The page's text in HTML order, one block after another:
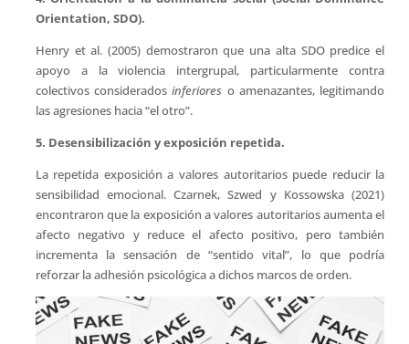
Orientation, SDO).
Henry et al. (2005) demostraron que una alta SDO predice el
apoyo a la violencia intergrupal, particularmente contra
colectivos consideradosinferiores o amenazantes, legitimando
las agresiones hacia “el otro”.
5. Desensibilización y exposición repetida.
La repetida exposición a valores autoritarios puede reducir la
sensibilidad emocional. Czarnek, Szwed y Kossowska (2021)
encontraron que la exposición a valores autoritarios aumenta el
afecto negativo y reduce el afecto positivo, pero también
incrementa la sensación de “sentido vital”, lo que podría
reforzar la adhesión psicológica a dichos marcos de orden.